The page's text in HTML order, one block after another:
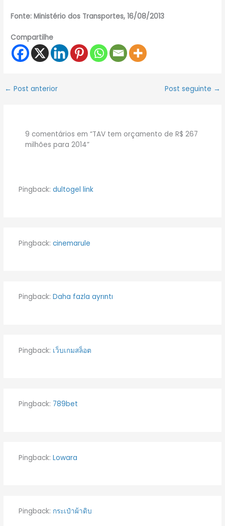
Fonte: Ministério dos Transportes, 16/08/2013
Compartilhe
← Post anterior Post seguinte →
9 comentários em “TAV tem orçamento de R$ 267
milhões para 2014”
Pingback: dultogel link
Pingback: cinemarule
Pingback: Daha fazla ayrıntı
Pingback: เว็บเกมสล็อต
Pingback: 789bet
Pingback: Lowara
Pingback: กระเป๋าผ้าดิบ